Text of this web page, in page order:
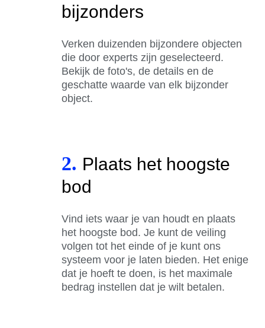
bijzonders
Verken duizenden bijzondere objecten
die door experts zijn geselecteerd.
Bekijk de foto's, de details en de
geschatte waarde van elk bijzonder
object.
2. Plaats het hoogste
bod
Vind iets waar je van houdt en plaats
het hoogste bod. Je kunt de veiling
volgen tot het einde of je kunt ons
systeem voor je laten bieden. Het enige
dat je hoeft te doen, is het maximale
bedrag instellen dat je wilt betalen.